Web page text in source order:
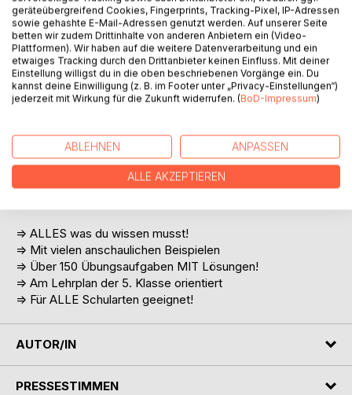
BESCHREIBUNG
In diesem Buch lernst du Schritt für Schritt das gesamte
Basiswissen der 5. Klasse in Mathematik. Neben dem
Übungsaufgaben und Lösungen auf jede Mathe-
Herausforderung optimal vorbereitet. Lass dich von den
Erklärungen und Veranschaulichungen überzeugen und
werde zum Mathe-Experten. Ideal für Schüler/-innen und
=> ALLES was du wissen musst!
=> Mit vielen anschaulichen Beispielen
=> Über 150 Übungsaufgaben MIT Lösungen!
=> Am Lehrplan der 5. Klasse orientiert
=> Für ALLE Schularten geeignet!
AUTOR/IN
PRESSESTIMMEN
geräteübergreifend Cookies, Fingerprints, Tracking-Pixel, IP-Adressen
sowie gehashte E-Mail-Adressen genutzt werden. Auf unserer Seite
betten wir zudem Drittinhalte von anderen Anbietern ein (Video-
Plattformen). Wir haben auf die weitere Datenverarbeitung und ein
etwaiges Tracking durch den Drittanbieter keinen Einfluss. Mit deiner
Einstellung willigst du in die oben beschriebenen Vorgänge ein. Du
kannst deine Einwilligung (z. B. im Footer unter „Privacy-Einstellungen“)
jederzeit mit Wirkung für die Zukunft widerrufen. (BoD-Impressum)
ABLEHNEN ANPASSEN
ALLE AKZEPTIEREN